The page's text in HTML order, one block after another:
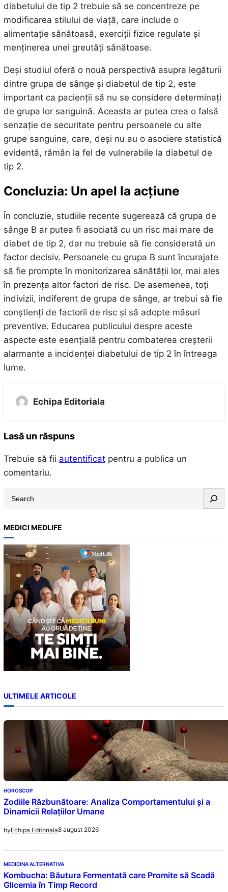
diabetului de tip 2 trebuie să se concentreze pe
modificarea stilului de viață, care include o
alimentație sănătoasă, exerciții fizice regulate și
menținerea unei greutăți sănătoase.
Deși studiul oferă o nouă perspectivă asupra legăturii
dintre grupa de sânge și diabetul de tip 2, este
important ca pacienții să nu se considere determinați
de grupa lor sanguină. Aceasta ar putea crea o falsă
senzație de securitate pentru persoanele cu alte
grupe sanguine, care, deși nu au o asociere statistică
evidentă, rămân la fel de vulnerabile la diabetul de
tip 2.
Concluzia: Un apel la acțiune
În concluzie, studiile recente sugerează că grupa de
sânge B ar putea fi asociată cu un risc mai mare de
diabet de tip 2, dar nu trebuie să fie considerată un
factor decisiv. Persoanele cu grupa B sunt încurajate
să fie prompte în monitorizarea sănătății lor, mai ales
în prezența altor factori de risc. De asemenea, toți
indivizii, indiferent de grupa de sânge, ar trebui să fie
conștienți de factorii de risc și să adopte măsuri
preventive. Educarea publicului despre aceste
aspecte este esențială pentru combaterea creșterii
alarmante a incidenței diabetului de tip 2 în întreaga
lume.
Echipa Editoriala
Lasă un răspuns
Trebuie să fii autentificatpentru a publica un
comentariu.
r
c
h
MEDICI MEDLIFE
ULTIMELE ARTICOLE
HOROSCOP
Zodiile Răzbunătoare: Analiza Comportamentului și a
Dinamicii Relațiilor Umane
byEchipa Editoriala8 august 2026
MEDICINA ALTERNATIVA
Kombucha: Băutura Fermentată care Promite să Scadă
Glicemia în Timp Record